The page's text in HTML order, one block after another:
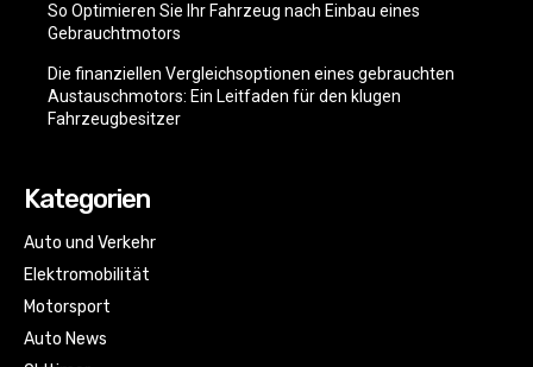
So Optimieren Sie Ihr Fahrzeug nach Einbau eines
Gebrauchtmotors
Die finanziellen Vergleichsoptionen eines gebrauchten
Austauschmotors: Ein Leitfaden für den klugen
Fahrzeugbesitzer
Kategorien
Auto und Verkehr
Elektromobilität
Motorsport
Auto News